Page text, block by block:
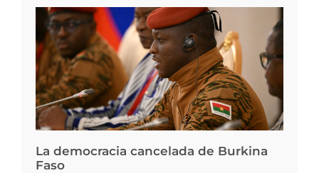
La democracia cancelada de Burkina
Faso